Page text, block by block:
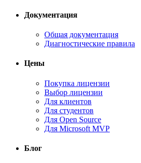
Документация
Общая документация
Диагностические правила
Цены
Покупка лицензии
Выбор лицензии
Для клиентов
Для студентов
Для Open Source
Для Microsoft MVP
Блог